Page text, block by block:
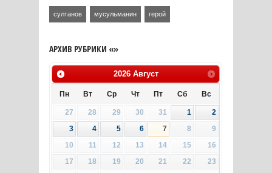
султанов мусульманин герой
АРХИВ РУБРИКИ «»
2026 Август
Пн Вт Ср Чт Пт Сб Вс
27 28 29 30 31 1
2
3
4 5 6 7 8
9
10
11 12 13 14 15
16
17
18 19 20 21 22
23